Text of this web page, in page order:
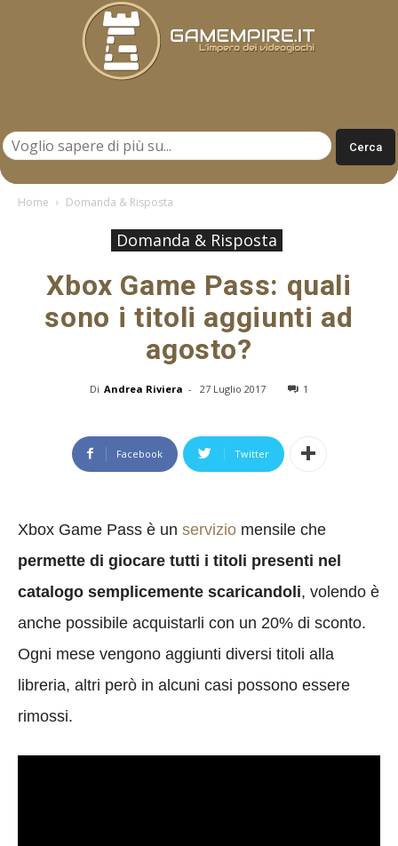
Home Domanda & Risposta
Domanda & Risposta
Xbox Game Pass: quali
sono i titoli aggiunti ad
agosto?
Di Andrea Riviera - 27 Luglio 2017 1
Facebook Twitter
Xbox Game Pass è un servizio mensile che
permette di giocare tutti i titoli presenti nel
catalogo semplicemente scaricandoli, volendo è
anche possibile acquistarli con un 20% di sconto.
Ogni mese vengono aggiunti diversi titoli alla
libreria, altri però in alcuni casi possono essere
rimossi.